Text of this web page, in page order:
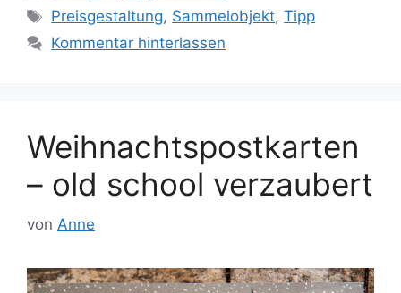
Schlagwörter
Preisgestaltung, Sammelobjekt,Tipp
Kommentar hinterlassen
Weihnachtspostkarten
– old school verzaubert
von Anne